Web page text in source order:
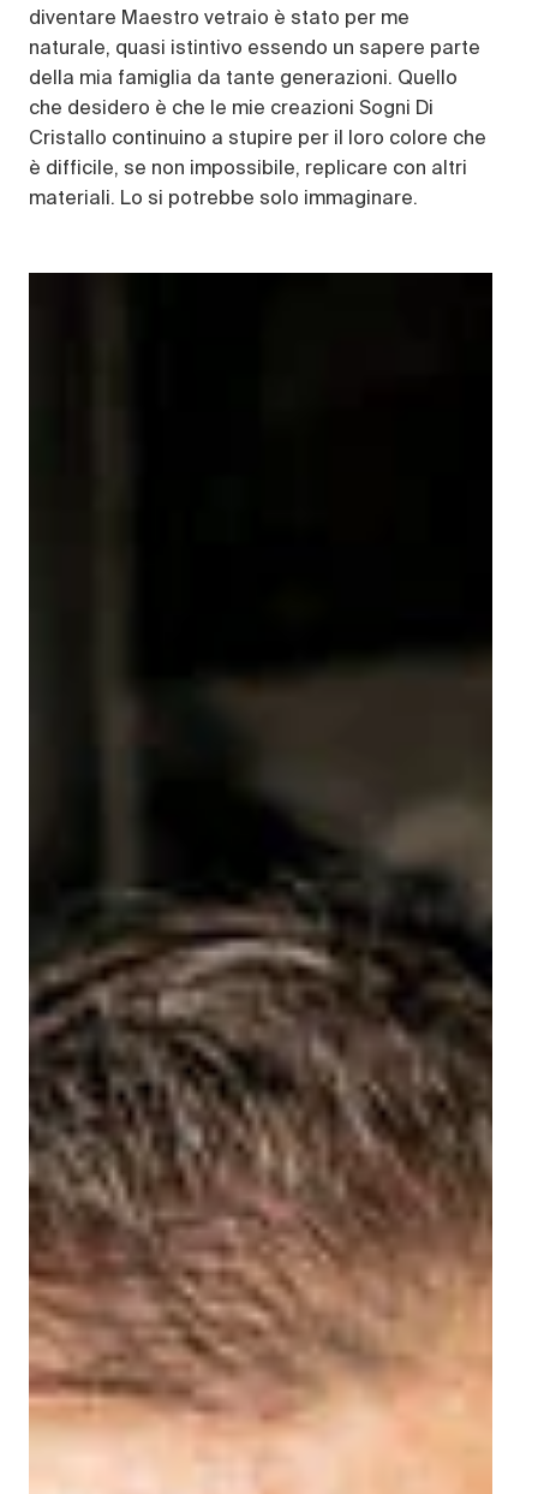
diventare Maestro vetraio è stato per me
naturale, quasi istintivo essendo un sapere parte
della mia famiglia da tante generazioni. Quello
che desidero è che le mie creazioni Sogni Di
Cristallo continuino a stupire per il loro colore che
è difficile, se non impossibile, replicare con altri
materiali. Lo si potrebbe solo immaginare.